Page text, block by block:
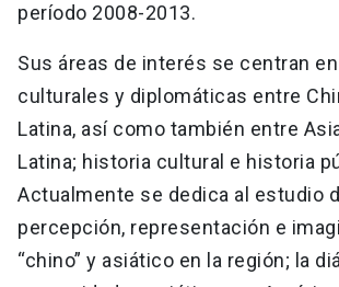
período 2008-2013.
Sus áreas de interés se centran
culturales y diplomáticas entre
Latina, así como también entre
Latina; historia cultural e historia
Actualmente se dedica al estudio
percepción, representación e
“chino” y asiático en la región; la